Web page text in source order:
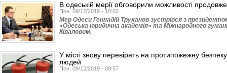
В одеській мерії обговорили можливості
Пон, 09/12/2019 - 10:02
Мер Одеси Геннадій Труханов зустрівся з
«Одеська юридична академія» та Міжнародного
Ківаловим.
У місті знову перевірять на протипожежну
людей
Пон, 09/12/2019 - 09:57